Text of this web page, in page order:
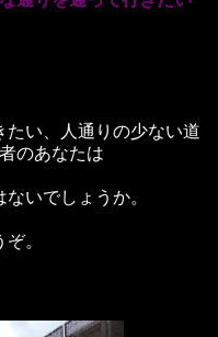
たい、人通りの少ない道
のあなたは
いでしょうか。
。